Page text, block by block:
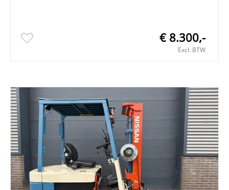
€ 8.300,-
Excl. BTW